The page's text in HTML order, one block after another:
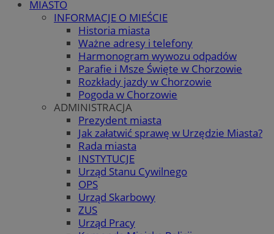
MIASTO
INFORMACJE O MIEŚCIE
Historia miasta
Ważne adresy i telefony
Harmonogram wywozu odpadów
Parafie i Msze Święte w Chorzowie
Rozkłady jazdy w Chorzowie
Pogoda w Chorzowie
ADMINISTRACJA
Prezydent miasta
Jak załatwić sprawę w Urzędzie Miasta?
Rada miasta
INSTYTUCJE
Urząd Stanu Cywilnego
OPS
Urząd Skarbowy
ZUS
Urząd Pracy